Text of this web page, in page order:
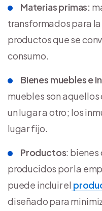
Materias primas:
transformados para
productos que se
consumo.
Bienes muebles e
muebles son
un lugar a otro; los
lugar fijo.
Productos: bienes
producidos por la
puede incluir el
diseñado para